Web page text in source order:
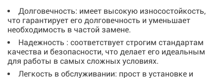
Долговечность: имеет высокую износостойкость,
что гарантирует его долговечность и уменьшает
необходимость в частой замене.
Надежность : соответствует строгим стандартам
качества и безопасности, что делает его идеальным
для работы в самых сложных условиях.
Легкость в обслуживании: прост в установке и